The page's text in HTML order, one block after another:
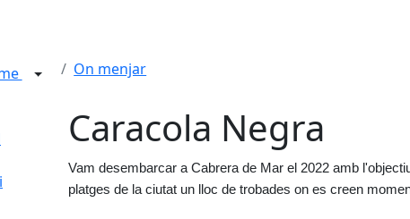
On menjar
Caracola Negra
Vam desembarcar a Cabrera de Mar el 2022 amb
platges de la ciutat un lloc de trobades on es creen